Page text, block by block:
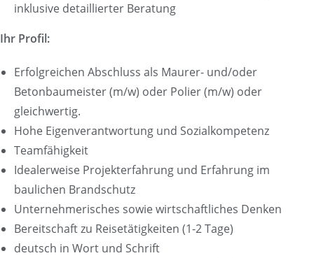
inklusive detaillierter Beratung
Ihr Profil:
Erfolgreichen Abschluss als Maurer- und/oder
Betonbaumeister (m/w) oder Polier (m/w) oder
gleichwertig.
Hohe Eigenverantwortung und Sozialkompetenz
Teamfähigkeit
Idealerweise Projekterfahrung und Erfahrung im
baulichen Brandschutz
Unternehmerisches sowie wirtschaftliches Denken
Bereitschaft zu Reisetätigkeiten (1-2 Tage)
deutsch in Wort und Schrift